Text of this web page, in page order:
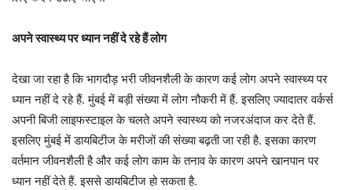
अपने स्वास्थ्य पर ध्यान नहीं दे रहे हैं लोग
देखा जा रहा है कि भागदौड़ भरी जीवनशैली के कारण कई लोग अपने स्वास्थ्य पर
ध्यान नहीं दे रहे हैं. मुंबई में बड़ी संख्या में लोग नौकरी में हैं. इसलिए ज्यादातर वर्कर्स
अपनी बिजी लाइफस्टाइल के चलते अपने स्वास्थ्य को नजरअंदाज कर देते हैं.
इसलिए मुंबई में डायबिटीज के मरीजों की संख्या बढ़ती जा रही है. इसका कारण
वर्तमान जीवनशैली है और कई लोग काम के तनाव के कारण अपने खानपान पर
ध्यान नहीं देते हैं. इससे डायबिटीज हो सकता है.